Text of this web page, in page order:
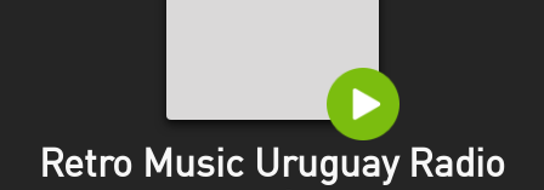
Largo
Retro Music Uruguay Radio